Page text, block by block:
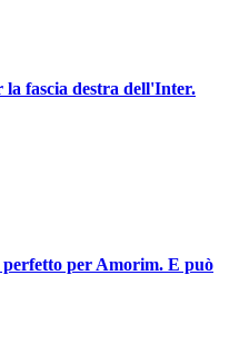
fascia destra dell'Inter.
per Amorim. E può